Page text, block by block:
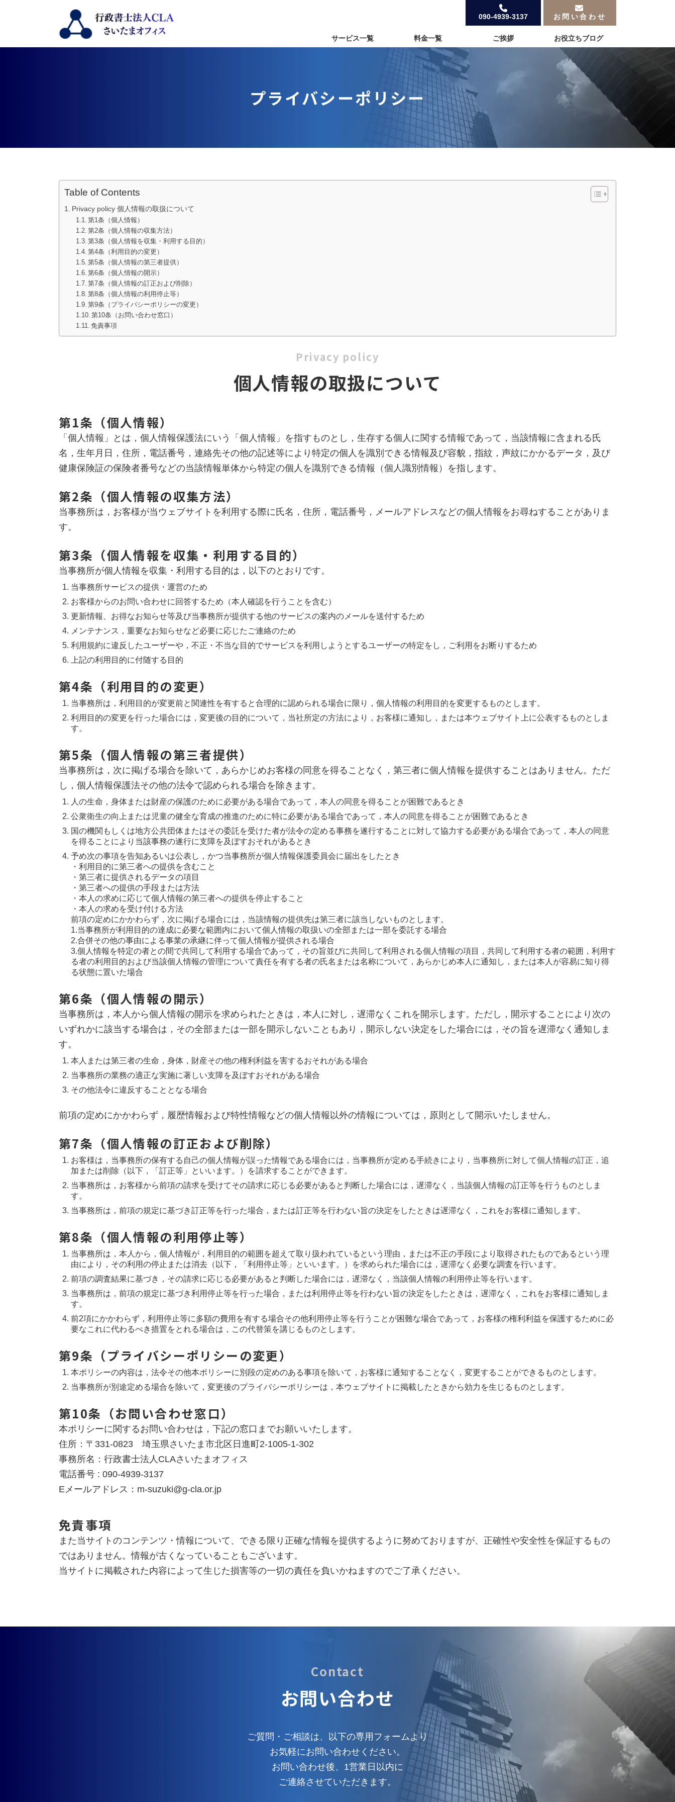
ツ
シ
090-4939-3137 お問い合わせ
サービス一覧 料金一覧 ご挨拶 お役立ちブログ
プライバシーポリシー
Table of Contents
Privacy policy 個人情報の取扱について
第1条（個人情報）
第2条（個人情報の収集方法）
第3条（個人情報を収集・利用する目的）
第4条（利用目的の変更）
第5条（個人情報の第三者提供）
第6条（個人情報の開示）
第7条（個人情報の訂正および削除）
第8条（個人情報の利用停止等）
第9条（プライバシーポリシーの変更）
第10条（お問い合わせ窓口）
免責事項
Privacy policy
個人情報の取扱について
第1条（個人情報）
「個人情報」とは，個人情報保護法にいう「個人情報」を指すものとし，生存する個人に関する情報であって，当該情報に含まれる氏
名，生年月日，住所，電話番号，連絡先その他の記述等により特定の個人を識別できる情報及び容貌，指紋，声紋にかかるデータ，及び
健康保険証の保険者番号などの当該情報単体から特定の個人を識別できる情報（個人識別情報）を指します。
第2条（個人情報の収集方法）
当事務所は，お客様が当ウェブサイトを利用する際に氏名，住所，電話番号，メールアドレスなどの個人情報をお尋ねすることがありま
す。
第3条（個人情報を収集・利用する目的）
当事務所が個人情報を収集・利用する目的は，以下のとおりです。
当事務所サービスの提供・運営のため
お客様からのお問い合わせに回答するため（本人確認を行うことを含む）
更新情報、お得なお知らせ等及び当事務所が提供する他のサービスの案内のメールを送付するため
メンテナンス，重要なお知らせなど必要に応じたご連絡のため
利用規約に違反したユーザーや，不正・不当な目的でサービスを利用しようとするユーザーの特定をし，ご利用をお断りするため
上記の利用目的に付随する目的
第4条（利用目的の変更）
当事務所は，利用目的が変更前と関連性を有すると合理的に認められる場合に限り，個人情報の利用目的を変更するものとします。
利用目的の変更を行った場合には，変更後の目的について，当社所定の方法により，お客様に通知し，または本ウェブサイト上に公表するものとしま
す。
第5条（個人情報の第三者提供）
当事務所は，次に掲げる場合を除いて，あらかじめお客様の同意を得ることなく，第三者に個人情報を提供することはありません。ただ
し，個人情報保護法その他の法令で認められる場合を除きます。
人の生命，身体または財産の保護のために必要がある場合であって，本人の同意を得ることが困難であるとき
公衆衛生の向上または児童の健全な育成の推進のために特に必要がある場合であって，本人の同意を得ることが困難であるとき
国の機関もしくは地方公共団体またはその委託を受けた者が法令の定める事務を遂行することに対して協力する必要がある場合であって，本人の同意
を得ることにより当該事務の遂行に支障を及ぼすおそれがあるとき
予め次の事項を告知あるいは公表し，かつ当事務所が個人情報保護委員会に届出をしたとき
・利用目的に第三者への提供を含むこと
・第三者に提供されるデータの項目
・第三者への提供の手段または方法
・本人の求めに応じて個人情報の第三者への提供を停止すること
・本人の求めを受け付ける方法
前項の定めにかかわらず，次に掲げる場合には，当該情報の提供先は第三者に該当しないものとします。
1.当事務所が利用目的の達成に必要な範囲内において個人情報の取扱いの全部または一部を委託する場合
2.合併その他の事由による事業の承継に伴って個人情報が提供される場合
3.個人情報を特定の者との間で共同して利用する場合であって，その旨並びに共同して利用される個人情報の項目，共同して利用する者の範囲，利用す
る者の利用目的および当該個人情報の管理について責任を有する者の氏名または名称について，あらかじめ本人に通知し，または本人が容易に知り得
る状態に置いた場合
第6条（個人情報の開示）
当事務所は，本人から個人情報の開示を求められたときは，本人に対し，遅滞なくこれを開示します。ただし，開示することにより次の
いずれかに該当する場合は，その全部または一部を開示しないこともあり，開示しない決定をした場合には，その旨を遅滞なく通知しま
す。
本人または第三者の生命，身体，財産その他の権利利益を害するおそれがある場合
当事務所の業務の適正な実施に著しい支障を及ぼすおそれがある場合
その他法令に違反することとなる場合
前項の定めにかかわらず，履歴情報および特性情報などの個人情報以外の情報については，原則として開示いたしません。
第7条（個人情報の訂正および削除）
お客様は，当事務所の保有する自己の個人情報が誤った情報である場合には，当事務所が定める手続きにより，当事務所に対して個人情報の訂正，追
加または削除（以下，「訂正等」といいます。）を請求することができます。
当事務所は，お客様から前項の請求を受けてその請求に応じる必要があると判断した場合には，遅滞なく，当該個人情報の訂正等を行うものとしま
す。
当事務所は，前項の規定に基づき訂正等を行った場合，または訂正等を行わない旨の決定をしたときは遅滞なく，これをお客様に通知します。
第8条（個人情報の利用停止等）
当事務所は，本人から，個人情報が，利用目的の範囲を超えて取り扱われているという理由，または不正の手段により取得されたものであるという理
由により，その利用の停止または消去（以下，「利用停止等」といいます。）を求められた場合には，遅滞なく必要な調査を行います。
前項の調査結果に基づき，その請求に応じる必要があると判断した場合には，遅滞なく，当該個人情報の利用停止等を行います。
当事務所は，前項の規定に基づき利用停止等を行った場合，または利用停止等を行わない旨の決定をしたときは，遅滞なく，これをお客様に通知しま
す。
前2項にかかわらず，利用停止等に多額の費用を有する場合その他利用停止等を行うことが困難な場合であって，お客様の権利利益を保護するために必
要なこれに代わるべき措置をとれる場合は，この代替策を講じるものとします。
第9条（プライバシーポリシーの変更）
本ポリシーの内容は，法令その他本ポリシーに別段の定めのある事項を除いて，お客様に通知することなく，変更することができるものとします。
当事務所が別途定める場合を除いて，変更後のプライバシーポリシーは，本ウェブサイトに掲載したときから効力を生じるものとします。
第10条（お問い合わせ窓口）
本ポリシーに関するお問い合わせは，下記の窓口までお願いいたします。
住所：〒331-0823 埼玉県さいたま市北区日進町2-1005-1-302
事務所名：行政書士法人CLAさいたまオフィス
電話番号 : 090-4939-3137
Eメールアドレス：m-suzuki@g-cla.or.jp
免責事項
また当サイトのコンテンツ・情報について、できる限り正確な情報を提供するように努めておりますが、正確性や安全性を保証するもの
ではありません。情報が古くなっていることもございます。
当サイトに掲載された内容によって生じた損害等の一切の責任を負いかねますのでご了承ください。
Contact
お問い合わせ
ご質問・ご相談は、以下の専用フォームより
お気軽にお問い合わせください。
お問い合わせ後、1営業日以内に
ご連絡させていただきます。